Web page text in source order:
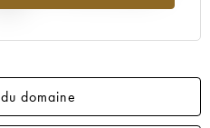
du domaine